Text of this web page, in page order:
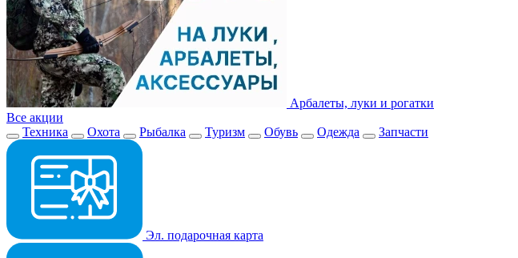
Арбалеты, луки и рогатки
Все акции
Техника
Охота Рыбалка Туризм Обувь Одежда Запчасти
Эл. подарочная карта